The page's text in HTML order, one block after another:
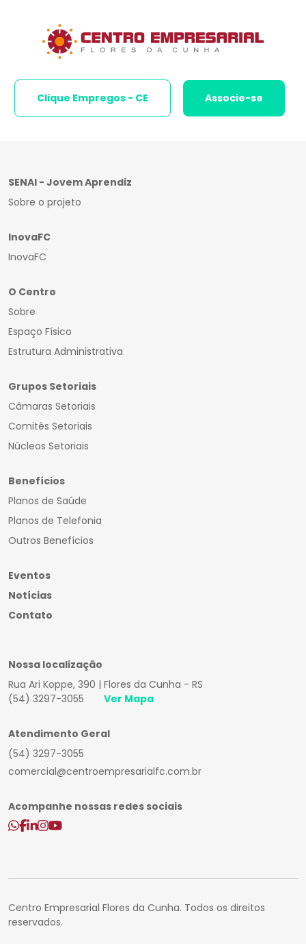
Clique Empregos - CE Associe-se
SENAI - Jovem Aprendiz
Sobre o projeto
InovaFC
InovaFC
O Centro
Sobre
Espaço Físico
Estrutura Administrativa
Grupos Setoriais
Câmaras Setoriais
Comitês Setoriais
Núcleos Setoriais
Benefícios
Planos de Saúde
Planos de Telefonia
Outros Benefícios
Eventos
Notícias
Contato
Nossa localização
Rua Ari Koppe, 390 | Flores da Cunha - RS
(54) 3297-3055
Ver Mapa
Atendimento Geral
(54) 3297-3055
comercial@centroempresarialfc.com.br
Acompanhe nossas redes sociais
Centro Empresarial Flores da Cunha. Todos os direitos
reservados.